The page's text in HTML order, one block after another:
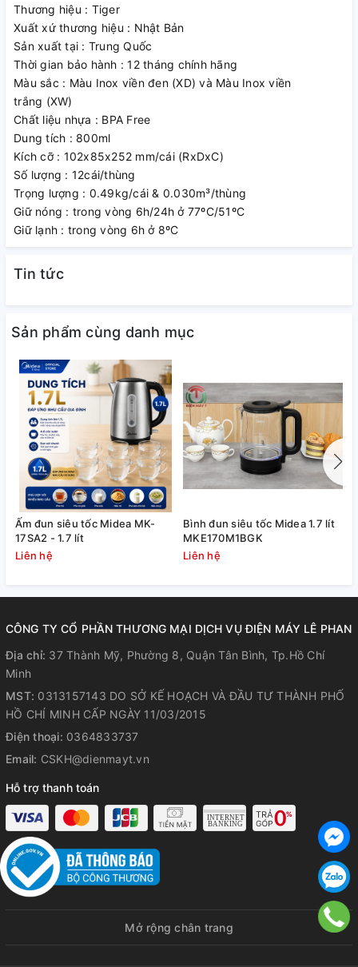
thường nhật hay trong những chuyến dã ngoại.
Miệng bình rộng dễ dàng vệ sinh
Miệng bình lưỡng tính Tiger MBI-A080 được làm bằng thép
theo dạng ly cách nhiệt) cũng như thuận tiện vệ sinh. Người
hơn. Lưu ý, vệ sinh bên ngoài bình của model này bằng khăn
Thương hiệu : Tiger
Xuất xứ thương hiệu : Nhật Bản
Sản xuất tại : Trung Quốc
Thời gian bảo hành : 12 tháng chính hãng
Màu sắc : Màu Inox viền đen (XD) và Màu Inox viền
trắng (XW)
Chất liệu nhựa : BPA Free
Dung tích : 800ml
Kích cỡ : 102x85x252 mm/cái (RxDxC)
Số lượng : 12cái/thùng
Trọng lượng : 0.49kg/cái & 0.030m³/thùng
Giữ nóng : trong vòng 6h/24h ở 77ºC/51ºC
Giữ lạnh : trong vòng 6h ở 8ºC
Tin tức
Sản phẩm cùng danh mục
Ấm đun siêu tốc Midea MK-
17SA2 - 1.7 lít
Liên hệ
Bình đun siêu tốc Midea 1.7 lít
MKE170M1BGK
Liên hệ
CÔNG TY CỔ PHẦN THƯƠNG MẠI DỊCH VỤ ĐIỆN MÁY LÊ PHAN
Địa chỉ: 37 Thành Mỹ, Phường 8, Quận Tân Bình, Tp.Hồ Chí
Minh
MST: 0313157143 DO SỞ KẾ HOẠCH VÀ ĐẦU TƯ THÀNH PHỐ
HỒ CHÍ MINH CẤP NGÀY 11/03/2015
Điện thoại: 0364833737
Email: CSKH@dienmayt.vn
Hỗ trợ thanh toán
Mở rộng chân trang